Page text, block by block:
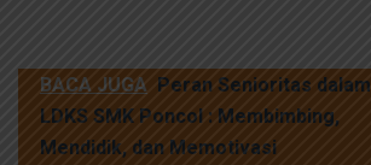
BACA JUGA Peran Senioritas dalam
LDKS SMK Poncol : Membimbing,
Mendidik, dan Memotivasi